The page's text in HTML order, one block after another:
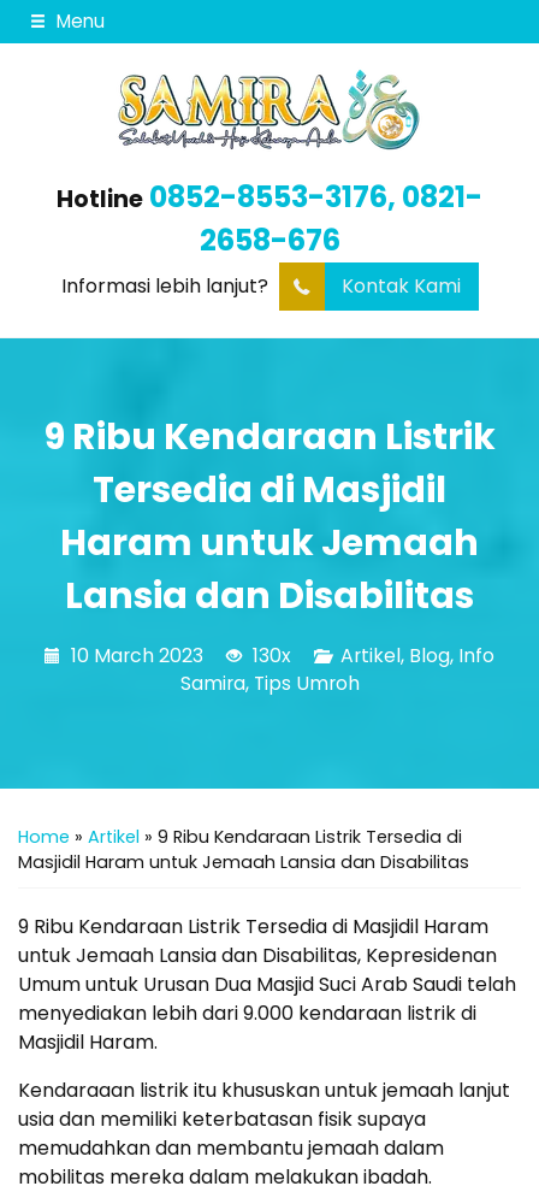
Menu
Hotline 0852-8553-3176, 0821-
2658-676
Informasi lebih lanjut? Kontak Kami
9 Ribu Kendaraan Listrik
Tersedia di Masjidil
Haram untuk Jemaah
Lansia dan Disabilitas
10 March 2023 130x Artikel, Blog, Info
Samira, Tips Umroh
Home » Artikel » 9 Ribu Kendaraan Listrik Tersedia di
Masjidil Haram untuk Jemaah Lansia dan Disabilitas
9 Ribu Kendaraan Listrik Tersedia di Masjidil Haram
untuk Jemaah Lansia dan Disabilitas, Kepresidenan
Umum untuk Urusan Dua Masjid Suci Arab Saudi telah
menyediakan lebih dari 9.000 kendaraan listrik di
Masjidil Haram.
Kendaraaan listrik itu khususkan untuk jemaah lanjut
usia dan memiliki keterbatasan fisik supaya
memudahkan dan membantu jemaah dalam
mobilitas mereka dalam melakukan ibadah.